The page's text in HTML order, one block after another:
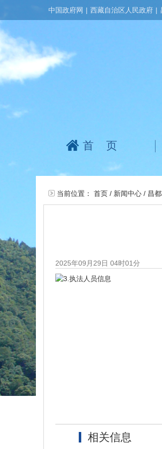
中国政府网 | 西藏自治区人民政府 |
首页
当前位置： 首页 / 新闻中心 / 昌
2025年09月29日 04时01分
3.执法人员信息
相关信息